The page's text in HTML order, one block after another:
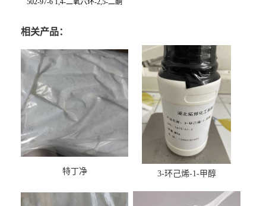
502-97-6 1,4-二氧六环-2,5-二酮
相关产品：
特丁净 3-环己烯-1-甲醇